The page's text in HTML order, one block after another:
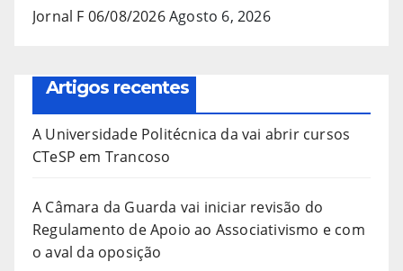
Jornal F 06/08/2026Agosto 6, 2026
Artigos recentes
A Universidade Politécnica da vai abrir cursos
CTeSP em Trancoso
A Câmara da Guarda vai iniciar revisão do
Regulamento de Apoio ao Associativismo e com
o aval da oposição